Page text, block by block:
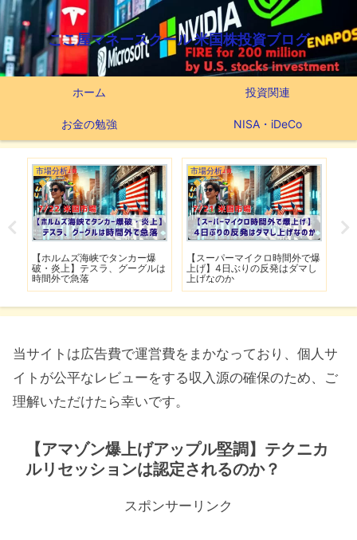
ここ屋マネースクール 米国株投資ブログ
ホーム 投資関連
お金の勉強 NISA・iDeCo
市場分析
【ホルムズ海峡でタンカー爆
破・炎上】テスラ、グーグルは
時間外で急落
市場分析
【スーパーマイクロ時間外で爆
上げ】4日ぶりの反発はダマし
上げなのか
当サイトは広告費で運営費をまかなっており、個人サ
イトが公平なレビューをする収入源の確保のため、ご
理解いただけたら幸いです。
【アマゾン爆上げアップル堅調】テクニカ
ルリセッションは認定されるのか？
スポンサーリンク